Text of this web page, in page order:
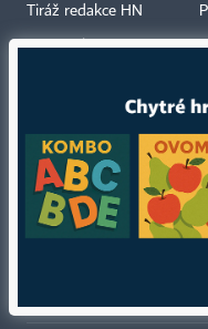
Tiráž redakce HN
Economia
Koupit / darovat
Eventy
Newslettery